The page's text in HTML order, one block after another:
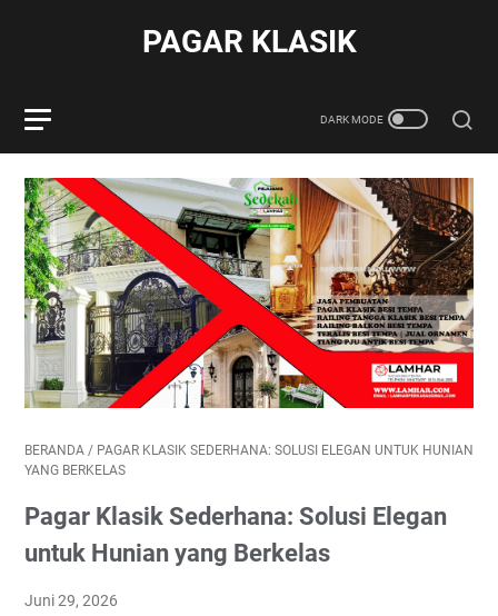
PAGAR KLASIK
BERANDA / PAGAR KLASIK SEDERHANA: SOLUSI ELEGAN UNTUK HUNIAN
YANG BERKELAS
Pagar Klasik Sederhana: Solusi Elegan
untuk Hunian yang Berkelas
Juni 29, 2026